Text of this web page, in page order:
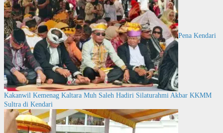
Pena Kendari
Kakanwil Kemenag Kaltara Muh Saleh Hadiri Silaturahmi Akbar KKMM
Sultra di Kendari